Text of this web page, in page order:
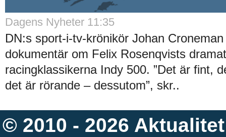
Dagens Nyheter 11:35
DN:s sport-i-tv-krönikör Johan
dokumentär om Felix Rosenqvists
racingklassikerna Indy 500. ”Det är fint,
det är rörande – dessutom”, skr..
© 2010 - 2026 Aktualitet